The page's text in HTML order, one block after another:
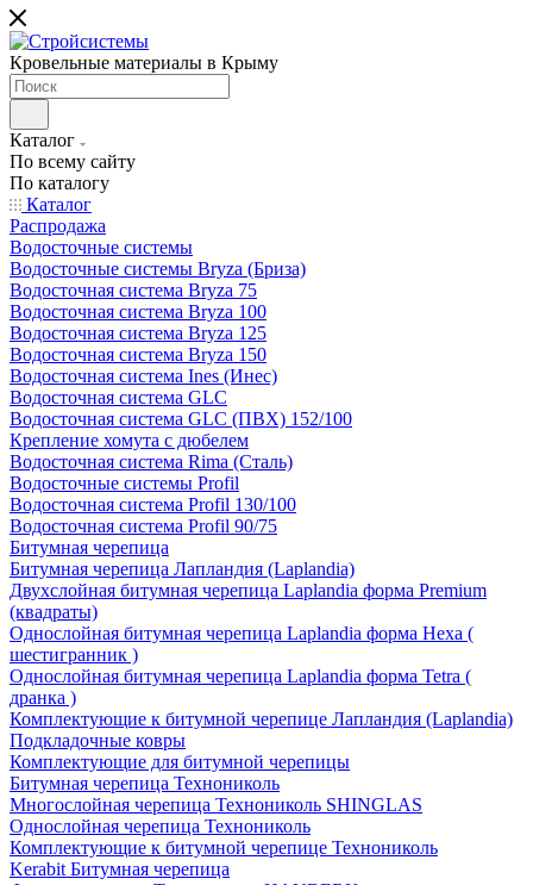
Кровельные материалы в Крыму
Каталог
По всему сайту
По каталогу
Каталог
Распродажа
Водосточные системы
Водосточные системы Bryza (Бриза)
Водосточная система Bryza 75
Водосточная система Bryza 100
Водосточная система Bryza 125
Водосточная система Bryza 150
Водосточная система Ines (Инес)
Водосточная система GLC
Водосточная система GLC (ПВХ) 152/100
Крепление хомута с дюбелем
Водосточная система Rima (Сталь)
Водосточные системы Profil
Водосточная система Profil 130/100
Водосточная система Profil 90/75
Битумная черепица
Битумная черепица Лапландия (Laplandia)
Двухслойная битумная черепица Laplandia форма Premium
(квадраты)
Однослойная битумная черепица Laplandia форма Hexa (
шестигранник )
Однослойная битумная черепица Laplandia форма Tetra (
дранка )
Комплектующие к битумной черепице Лапландия (Laplandia)
Подкладочные ковры
Комплектующие для битумной черепицы
Битумная черепица Технониколь
Многослойная черепица Технониколь SHINGLAS
Однослойная черепица Технониколь
Комплектующие к битумной черепице Технониколь
Kerabit Битумная черепица